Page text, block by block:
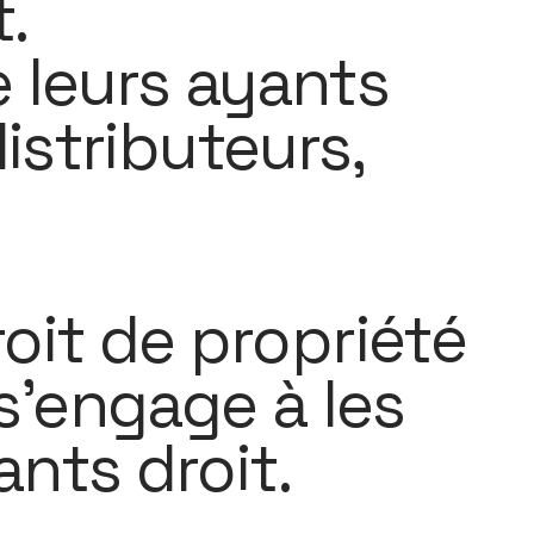
leurs ayants
de propriété
à les
droit.